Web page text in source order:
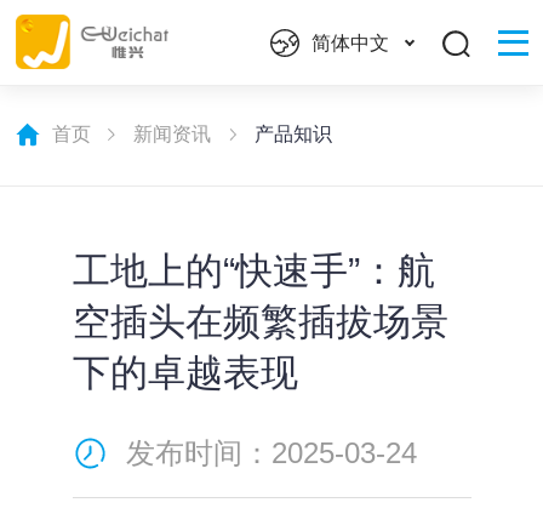
简体中文
首页 新闻资讯 产品知识
工地上的“快速手”：航
空插头在频繁插拔场景
下的卓越表现
发布时间：2025-03-24